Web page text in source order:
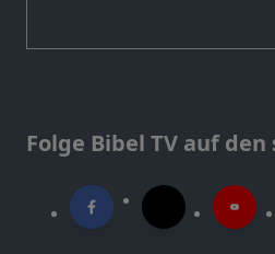
Folge Bibel TV auf